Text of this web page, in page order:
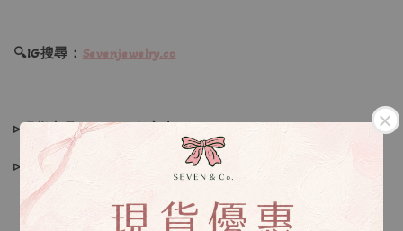
🔍IG搜尋： Sevenjewelry.co
▹現貨商品１～３日內寄出
▹預購商品７～２１日（不含假日）寄出，如遇缺貨請見諒！